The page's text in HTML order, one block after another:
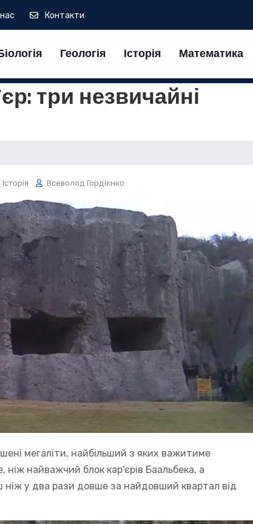
Контакти
Геологія Історія Математика
три незвичайні
Історія Всеволод Гордієнко
мегаліти, найбільший з яких важитиме
ніж найважчий блок кар'єрів Баальбека, а
у два рази довше за найдовший квартал від